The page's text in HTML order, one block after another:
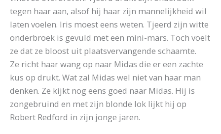
tegen haar aan, alsof hij haar zijn mannelijkheid wil
laten voelen. Iris moest eens weten. Tjeerd zijn witte
onderbroek is gevuld met een mini-mars. Toch voelt
ze dat ze bloost uit plaatsvervangende schaamte.
Ze richt haar wang op naar Midas die er een zachte
kus op drukt. Wat zal Midas wel niet van haar man
denken. Ze kijkt nog eens goed naar Midas. Hij is
zongebruind en met zijn blonde lok lijkt hij op
Robert Redford in zijn jonge jaren.